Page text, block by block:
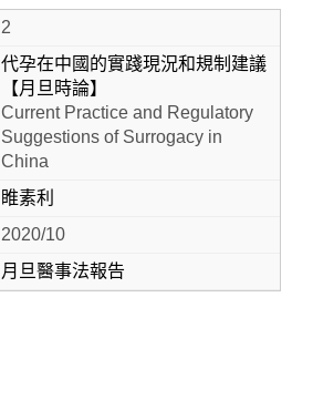
2
代孕在中國的實踐現況和規制建議
【月旦時論】
Current Practice and Regulatory
Suggestions of Surrogacy in
China
睢素利
2020/10
月旦醫事法報告